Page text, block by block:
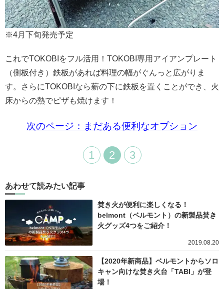
※4月下旬発売予定
これでTOKOBIをフル活用！TOKOBI専用アイアンプレート
（側板付き）鉄板があれば料理の幅がぐんっと広がりま
す。さらにTOKOBIなら薪の下に鉄板を置くことができ、火
床からの熱でピザも焼けます！
次のページ：まだある便利なオプション
1 2 3
あわせて読みたい記事
焚き火が便利に楽しくなる！
belmont（ベルモント）の新製品焚き
火グッズ4つをご紹介！
2019.08.20
【2020年新商品】ベルモントからソロ
キャン向けな焚き火台「TABI」が登
場！